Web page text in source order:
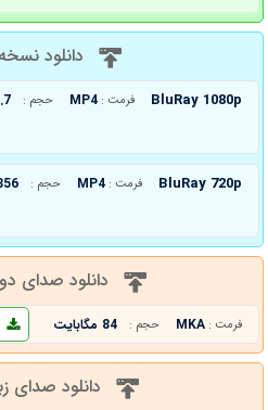
دانلود
BluRay 1080p فرمت : MP4 حجم : 1.7
BluRay 720p فرمت : MP4 حجم : 856
دانلود صدای
فرمت : MKA حجم : 84 مگابایت
دانلود صدای